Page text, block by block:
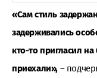
«Сам стиль
задерживались
кто-то пригласил
приехали», –